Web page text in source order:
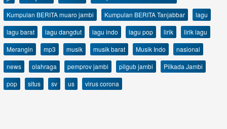
Kumpulan BERITA muaro jambi
Kumpulan BERITA Tanjabbar
lagu
lagu barat
lagu dangdut lagu indo lagu pop lirik
lirik lagu
Merangin
mp3 musik musik barat Musik Indo
nasional
news
olahraga pemprov jambi pilgub jambi
Pilkada Jambi
pop
situs sv us virus corona